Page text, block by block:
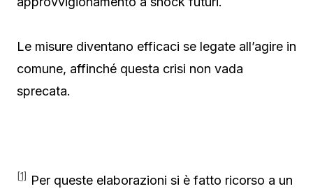
Le misure diventano efficaci se legate all’agire in
comune, affinché questa crisi non vada
sprecata.
[1]
Per queste elaborazioni si è fatto ricorso a un